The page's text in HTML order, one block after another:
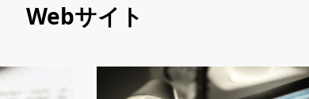
Webサイト